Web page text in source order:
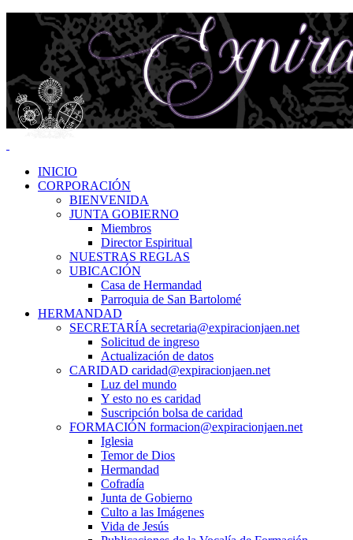
INICIO
CORPORACIÓN
BIENVENIDA
JUNTA GOBIERNO
Miembros
Director Espiritual
NUESTRAS REGLAS
UBICACIÓN
Casa de Hermandad
Parroquia de San Bartolomé
HERMANDAD
SECRETARÍA secretaria@expiracionjaen.net
Solicitud de ingreso
Actualización de datos
CARIDAD caridad@expiracionjaen.net
Luz del mundo
Y esto no es caridad
Suscripción bolsa de caridad
FORMACIÓN formacion@expiracionjaen.net
Iglesia
Temor de Dios
Hermandad
Cofradía
Junta de Gobierno
Culto a las Imágenes
Vida de Jesús